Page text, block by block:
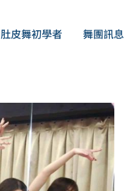
肚皮舞初學者 舞團訊息